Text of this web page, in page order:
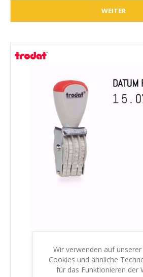
WEITER
Trodat 1004 - Hand-
Wir verwenden auf
Cookies und ähnliche
für das Funktionieren der